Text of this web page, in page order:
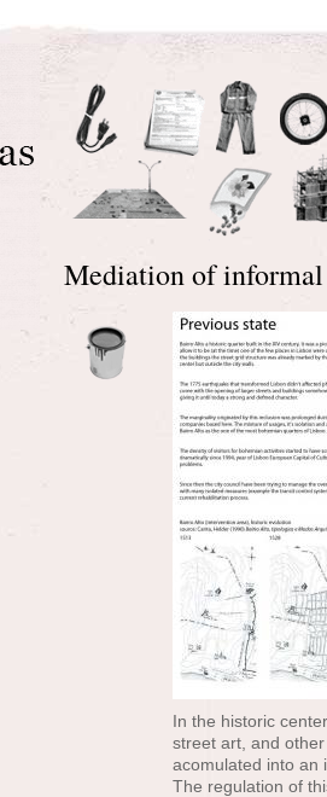
Mediation of
In the historic
street art, and
acomulated into an
The regulation of